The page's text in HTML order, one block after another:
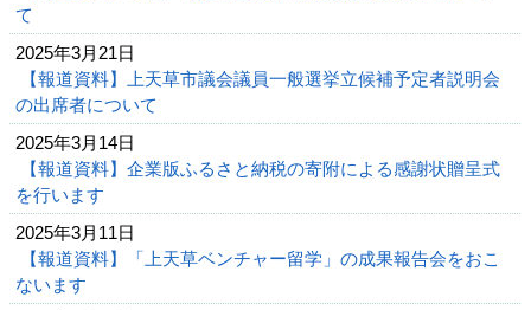
て
2025年3月21日
【報道資料】上天草市議会議員一般選挙立候補予定者説明会
の出席者について
2025年3月14日
【報道資料】企業版ふるさと納税の寄附による感謝状贈呈式
を行います
2025年3月11日
【報道資料】「上天草ベンチャー留学」の成果報告会をおこ
ないます